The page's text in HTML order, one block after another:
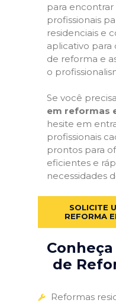
para
profissionais
residenciais e
aplicativo para
de reforma e
o
Se você
em reformas
hesite em
profissionais
prontos para
eficientes e
necessidades
SOLICITE
REFORMA
de
Reformas